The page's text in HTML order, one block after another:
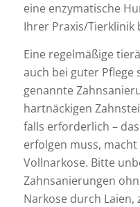
eine enzymatische
Ihrer Praxis/Tierklinik
Eine regelmäßige
auch bei guter Pflege
genannte
hartnäckigen
falls erforderlich –
erfolgen muss,
Vollnarkose. Bitte
Zahnsanierungen
Narkose durch Laien,